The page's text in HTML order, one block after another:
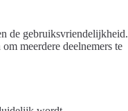
de gebruiksvriendelijkheid.
meerdere deelnemers te